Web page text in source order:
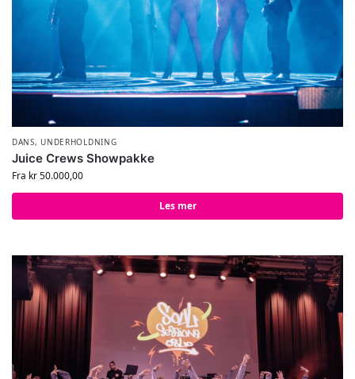
DANS, UNDERHOLDNING
Juice Crews Showpakke
Fra kr50.000,00
Les mer